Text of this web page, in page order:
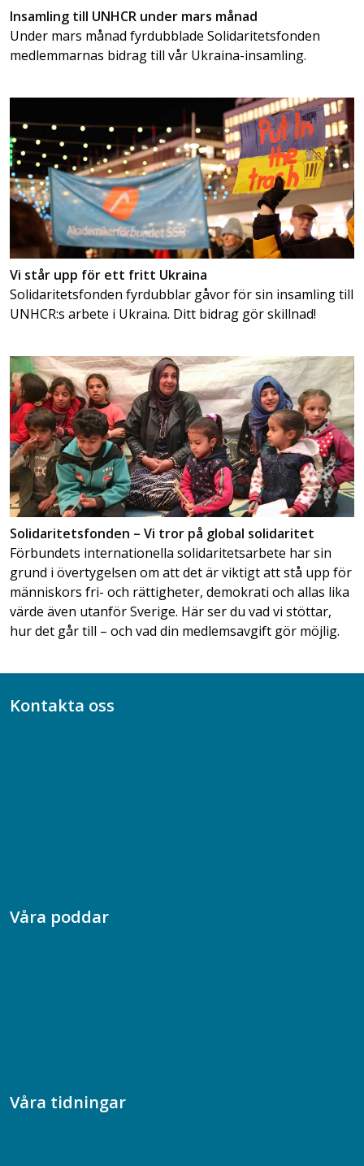
Insamling till UNHCR under mars månad
Under mars månad fyrdubblade Solidaritetsfonden
medlemmarnas bidrag till vår Ukraina-insamling.
Vi står upp för ett fritt Ukraina
Solidaritetsfonden fyrdubblar gåvor för sin insamling till
UNHCR:s arbete i Ukraina. Ditt bidrag gör skillnad!
Solidaritetsfonden – Vi tror på global solidaritet
Förbundets internationella solidaritetsarbete har sin
grund i övertygelsen om att det är viktigt att stå upp för
människors fri- och rättigheter, demokrati och allas lika
värde även utanför Sverige. Här ser du vad vi stöttar,
hur det går till – och vad din medlemsavgift gör möjlig.
Kontakta oss
Våra poddar
Våra tidningar